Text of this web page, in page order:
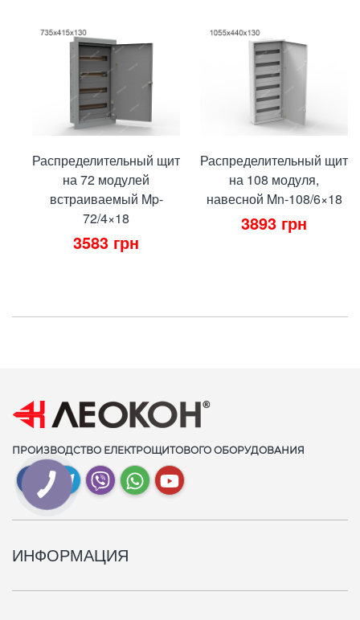
Распределительный щит
на 72 модулей
встраиваемый Mp-
72/4×18
3583 грн
Распределительный щит
на 108 модуля,
навесной Mn-108/6×18
3893 грн
ПРОИЗВОДСТВО ЕЛЕКТРОЩИТОВОГО ОБОРУДОВАНИЯ
ИНФОРМАЦИЯ